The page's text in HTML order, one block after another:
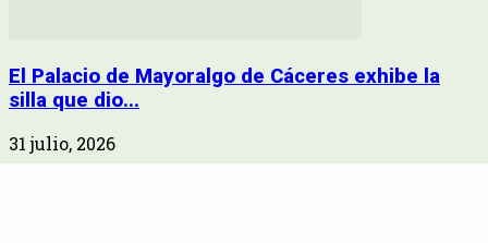
El Palacio de Mayoralgo de Cáceres exhibe la
silla que dio...
31 julio, 2026